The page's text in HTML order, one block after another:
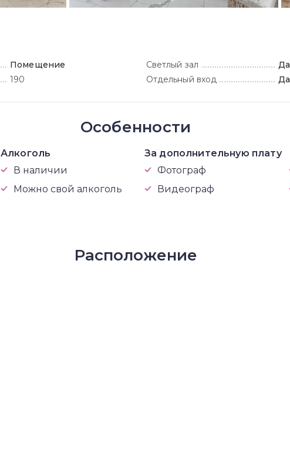
Помещение
190
Светлый зал
Да
Отдельный вход
Да
Особенности
Алкоголь
В наличии
Можно свой алкоголь
За дополнительную плату
Фотограф
Видеограф
Расположение